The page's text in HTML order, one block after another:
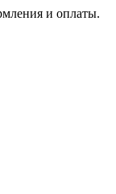
и оплаты.